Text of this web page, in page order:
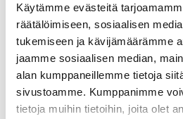
Käytämme evästeitä
räätälöimiseen, sosiaalisen
tukemiseen ja kävijämäärämme
jaamme sosiaalisen median,
alan kumppaneillemme tietoja
sivustoamme. Kumppanimme
tietoja muihin tietoihin, joita olet